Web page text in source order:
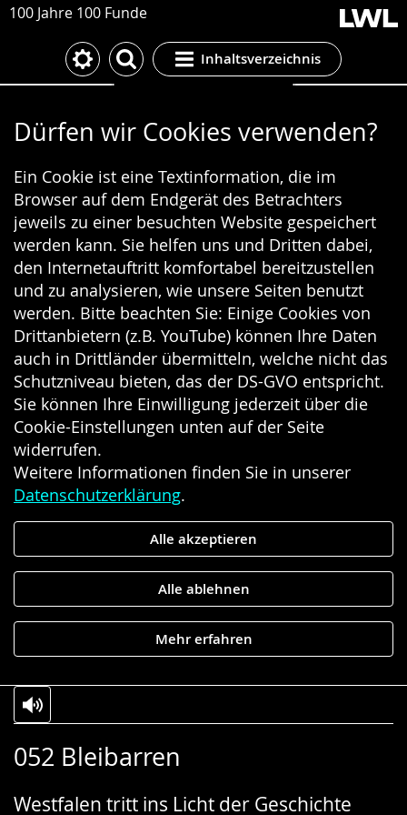
100 Jahre 100 Funde
Inhaltsverzeichnis
Cookie-Einstellungen
Dürfen wir Cookies verwenden?
Ein Cookie ist eine Textinformation, die im
Browser auf dem Endgerät des Betrachters
jeweils zu einer besuchten Website gespeichert
werden kann. Sie helfen uns und Dritten dabei,
den Internetauftritt komfortabel bereitzustellen
und zu analysieren, wie unsere Seiten benutzt
werden. Bitte beachten Sie: Einige Cookies von
Drittanbietern (z.B. YouTube) können Ihre Daten
auch in Drittländer übermitteln, welche nicht das
Schutzniveau bieten, das der DS-GVO entspricht.
Sie können Ihre Einwilligung jederzeit über die
Cookie-Einstellungen unten auf der Seite
widerrufen.
Weitere Informationen finden Sie in unserer
Datenschutzerklärung.
Alle akzeptieren
Alle ablehnen
Mehr erfahren
052 Bleibarren
Westfalen tritt ins Licht der Geschichte
Leichten
Audio-
Video